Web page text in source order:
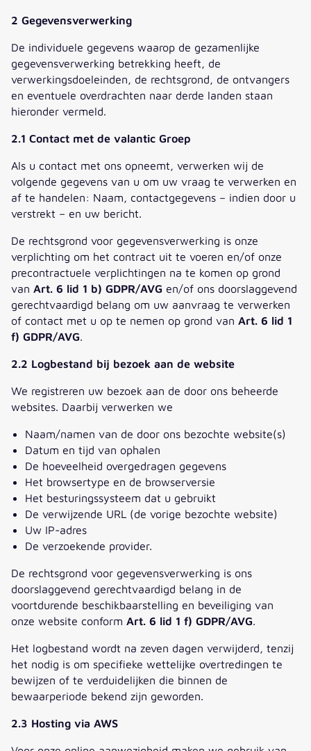
2 Gegevensverwerking
De individuele gegevens waarop de gezamenlijke
gegevensverwerking betrekking heeft, de
verwerkingsdoeleinden, de rechtsgrond, de ontvangers
en eventuele overdrachten naar derde landen staan
hieronder vermeld.
2.1 Contact met de valantic Groep
Als u contact met ons opneemt, verwerken wij de
volgende gegevens van u om uw vraag te verwerken en
af te handelen: Naam, contactgegevens – indien door u
verstrekt – en uw bericht.
De rechtsgrond voor gegevensverwerking is onze
verplichting om het contract uit te voeren en/of onze
precontractuele verplichtingen na te komen op grond
van Art. 6 lid 1 b) GDPR/AVG en/of ons doorslaggevend
gerechtvaardigd belang om uw aanvraag te verwerken
of contact met u op te nemen op grond van Art. 6 lid 1
f) GDPR/AVG
2.2 Logbestand bij bezoek aan de website
We registreren uw bezoek aan de door ons beheerde
websites. Daarbij verwerken we
Naam/namen van de door ons bezochte website(s)
Datum en tijd van ophalen
De hoeveelheid overgedragen gegevens
Het browsertype en de browserversie
Het besturingssysteem dat u gebruikt
De verwijzende URL (de vorige bezochte website)
Uw IP-adres
De verzoekende provider.
De rechtsgrond voor gegevensverwerking is ons
doorslaggevend gerechtvaardigd belang in de
voortdurende beschikbaarstelling en beveiliging van
onze website conform Art. 6 lid 1 f) GDPR/AVG
Het logbestand wordt na zeven dagen verwijderd, tenzij
het nodig is om specifieke wettelijke overtredingen te
bewijzen of te verduidelijken die binnen de
bewaarperiode bekend zijn geworden.
2.3 Hosting via AWS